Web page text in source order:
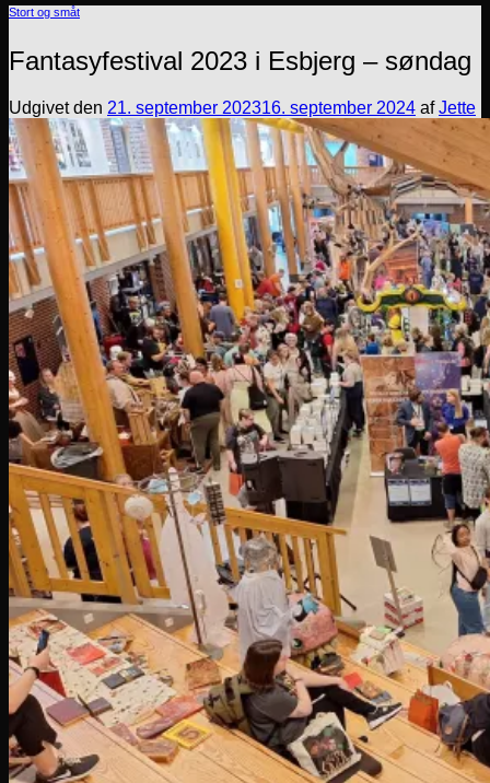
Stort og småt
Fantasyfestival 2023 i Esbjerg – søndag
Udgivet den 21. september 202316. september 2024 afJette